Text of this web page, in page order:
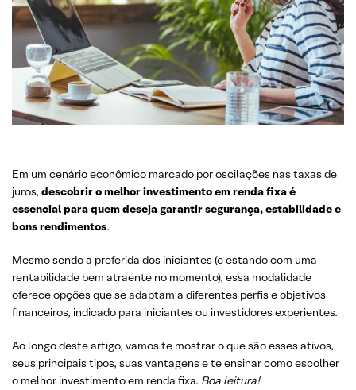
Em um cenário econômico marcado por oscilações nas taxas de
juros, descobrir o melhor investimento em renda fixa é
essencial para quem deseja garantir segurança, estabilidade e
bons rendimentos.
Mesmo sendo a preferida dos iniciantes (e estando com uma
rentabilidade bem atraente no momento), essa modalidade
oferece opções que se adaptam a diferentes perfis e objetivos
financeiros, indicado para iniciantes ou investidores experientes.
Ao longo deste artigo, vamos te mostrar o que são esses ativos,
seus principais tipos, suas vantagens e te ensinar como escolher
o melhor investimento em renda fixa. Boa leitura!